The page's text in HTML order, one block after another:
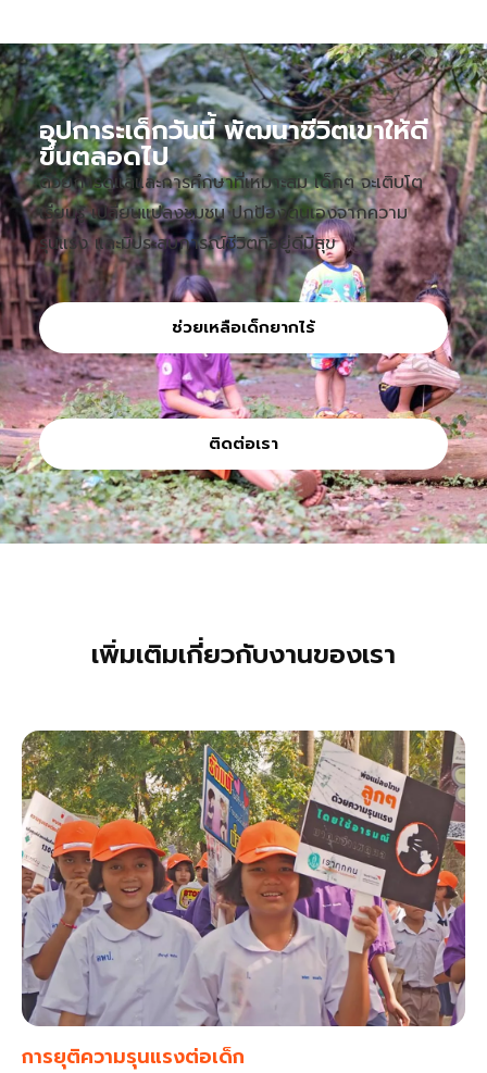
อุปการะเด็กวันนี้ พัฒนาชีวิตเขาให้ดี
ขึ้นตลอดไป
ด้วยการดูแลและการศึกษาที่เหมาะสม เด็กๆ จะเติบโต
เรียนรู้ เปลี่ยนแปลงชุมชน ปกป้องตนเองจากความ
รุนแรง และมีประสบการณ์ชีวิตที่อยู่ดีมีสุข
ช่วยเหลือเด็กยากไร้
ติดต่อเรา
เพิ่มเติมเกี่ยวกับงานของเรา
การยุติความรุนแรงต่อเด็ก